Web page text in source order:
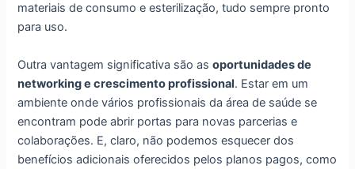
materiais de consumo e esterilização, tudo sempre pronto
para uso.
Outra vantagem significativa são asoportunidades de
networking e crescimento profissional. Estar em um
ambiente onde vários profissionais da área de saúde se
encontram pode abrir portas para novas parcerias e
colaborações. E, claro, não podemos esquecer dos
benefícios adicionais oferecidos pelos planos pagos, como